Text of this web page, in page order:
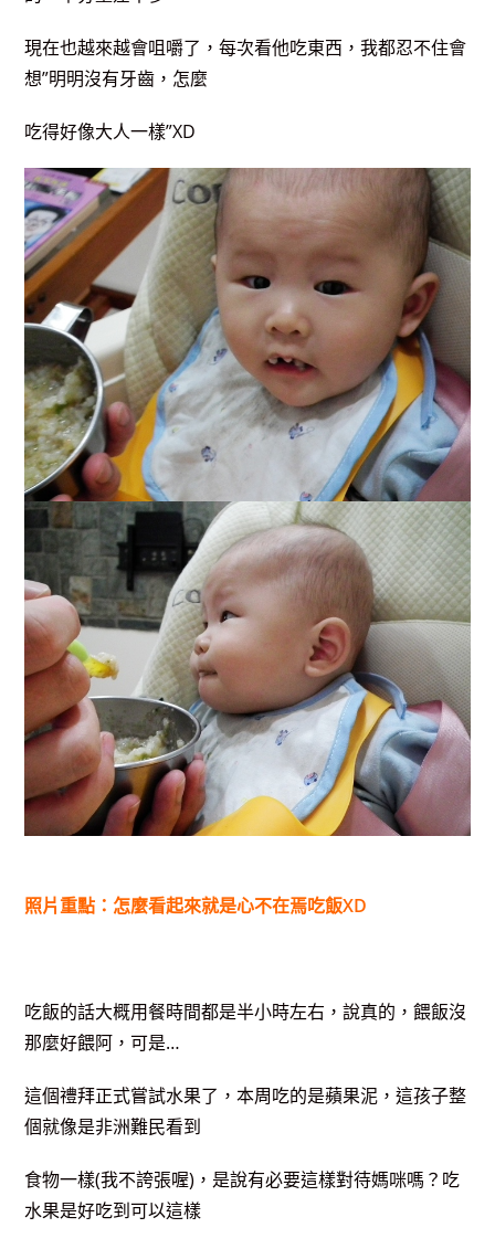
現在也越來越會咀嚼了，每次看他吃東西，我都忍不住會
想”明明沒有牙齒，怎麼
吃得好像大人一樣”XD
照片重點：怎麼看起來就是心不在焉吃飯XD
吃飯的話大概用餐時間都是半小時左右，說真的，餵飯沒
那麼好餵阿，可是…
這個禮拜正式嘗試水果了，本周吃的是蘋果泥，這孩子整
個就像是非洲難民看到
食物一樣(我不誇張喔)，是說有必要這樣對待媽咪嗎？吃
水果是好吃到可以這樣